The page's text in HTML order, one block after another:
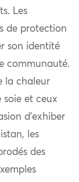
Les
de protection
son identité
communauté.
la chaleur
soie et ceux
d’exhiber
les
des